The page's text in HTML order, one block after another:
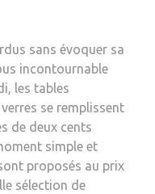
sans évoquer sa
incontournable
les tables
se remplissent
de deux cents
simple et
proposés au prix
sélection de